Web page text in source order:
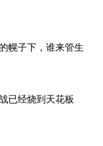
幌子下，谁来管生
已经烧到天花板